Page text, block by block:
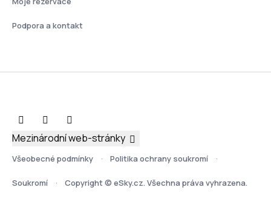
Podpora a kontakt
Všeobecné podmínky Politika ochrany soukromí
Soukromí Copyright © eSky.cz. Všechna práva vyhrazena.
Mezinárodní web-stránky